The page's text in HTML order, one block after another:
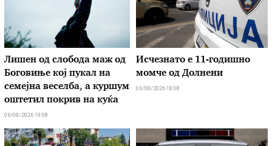
Лишен од слобода маж од
Боговиње кој пукал на
семејна веселба, а куршум
оштетил покрив на куќа
06/08/2026 19:08
Исчезнато е 11-годишно
момче од Долнени
06/08/2026 18:08